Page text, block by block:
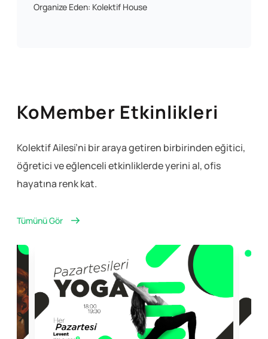
Organize Eden: Kolektif House
KoMember Etkinlikleri
Kolektif Ailesi’ni bir araya getiren birbirinden eğitici,
öğretici ve eğlencelietkinliklerde yerini al, ofis
hayatına renk kat.
Tümünü Gör